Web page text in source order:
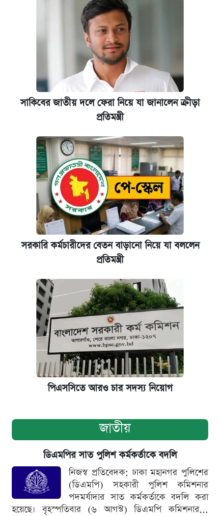
সাকিবের জাতীয় দলে ফেরা নিয়ে যা জানালেন ক্রীড়া
প্রতিমন্ত্রী
সরকারি কর্মচারীদের বেতন বাড়ানো নিয়ে যা বললেন
প্রতিমন্ত্রী
পিএসসিতে আরও চার সদস্য নিয়োগ
জাতীয়
ডিএমপির সাত পুলিশ কর্মকর্তাকে বদলি
নিজস্ব প্রতিবেদক: ঢাকা মহানগর পুলিশের
(ডিএমপি) সহকারী পুলিশ কমিশনার
পদমর্যাদার সাত কর্মকর্তাকে বদলি করা
হয়েছে। বৃহস্পতিবার (৬ আগস্ট) ডিএমপি কমিশনার...